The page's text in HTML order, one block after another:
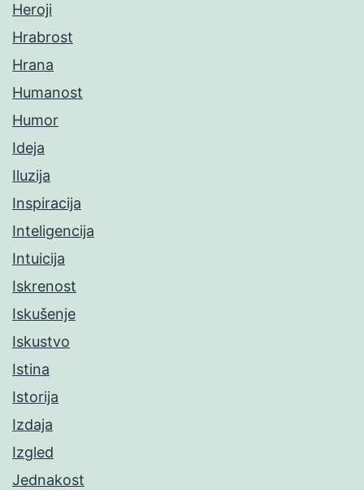
Heroji
Hrabrost
Hrana
Humanost
Humor
Ideja
Iluzija
Inspiracija
Inteligencija
Intuicija
Iskrenost
Iskušenje
Iskustvo
Istina
Istorija
Izdaja
Izgled
Jednakost